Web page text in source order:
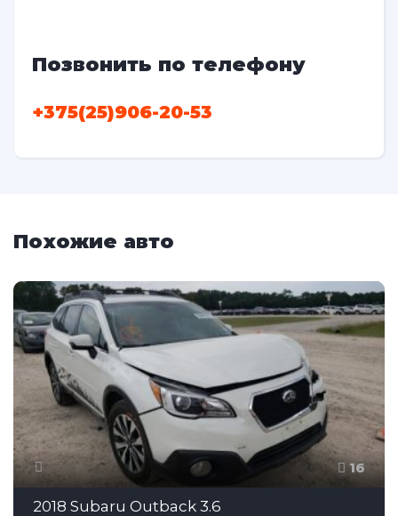
Позвонить по телефону
+375(25)906-20-53
Похожие авто
16
2018 Subaru Outback 3.6